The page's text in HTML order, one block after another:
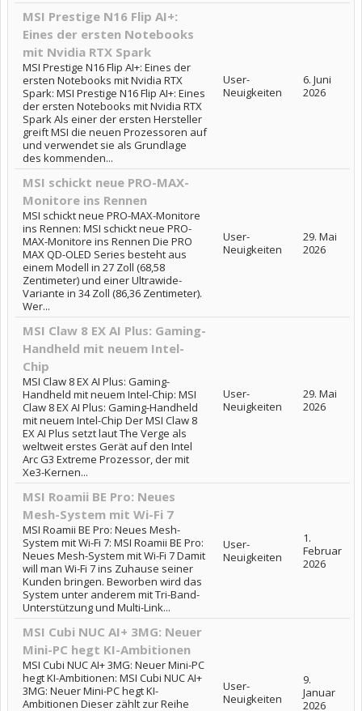
MSI Prestige N16 Flip AI+:
Eines der ersten Notebooks
mit Nvidia RTX Spark
MSI Prestige N16 Flip AI+: Eines der
ersten Notebooks mit Nvidia RTX
Spark: MSI Prestige N16 Flip AI+: Eines
der ersten Notebooks mit Nvidia RTX
Spark Als einer der ersten Hersteller
greift MSI die neuen Prozessoren auf
und verwendet sie als Grundlage
des kommenden...
User-
Neuigkeiten
6. Juni
2026
MSI schickt neue PRO-MAX-
Monitore ins Rennen
MSI schickt neue PRO-MAX-Monitore
ins Rennen: MSI schickt neue PRO-
MAX-Monitore ins Rennen Die PRO
MAX QD-OLED Series besteht aus
einem Modell in 27 Zoll (68,58
Zentimeter) und einer Ultrawide-
Variante in 34 Zoll (86,36 Zentimeter).
Wer...
User-
Neuigkeiten
29. Mai
2026
MSI Claw 8 EX AI Plus: Gaming-
Handheld mit neuem Intel-
Chip
MSI Claw 8 EX AI Plus: Gaming-
Handheld mit neuem Intel-Chip: MSI
Claw 8 EX AI Plus: Gaming-Handheld
mit neuem Intel-Chip Der MSI Claw 8
EX AI Plus setzt laut The Verge als
weltweit erstes Gerät auf den Intel
Arc G3 Extreme Prozessor, der mit
Xe3-Kernen...
User-
Neuigkeiten
29. Mai
2026
MSI Roamii BE Pro: Neues
Mesh-System mit Wi-Fi 7
MSI Roamii BE Pro: Neues Mesh-
System mit Wi-Fi 7: MSI Roamii BE Pro:
Neues Mesh-System mit Wi-Fi 7 Damit
will man Wi-Fi 7 ins Zuhause seiner
Kunden bringen. Beworben wird das
System unter anderem mit Tri-Band-
Unterstützung und Multi-Link...
User-
Neuigkeiten
1.
Februar
2026
MSI Cubi NUC AI+ 3MG: Neuer
Mini-PC hegt KI-Ambitionen
MSI Cubi NUC AI+ 3MG: Neuer Mini-PC
hegt KI-Ambitionen: MSI Cubi NUC AI+
3MG: Neuer Mini-PC hegt KI-
Ambitionen Dieser zählt zur Reihe
User-
Neuigkeiten
9.
Januar
2026